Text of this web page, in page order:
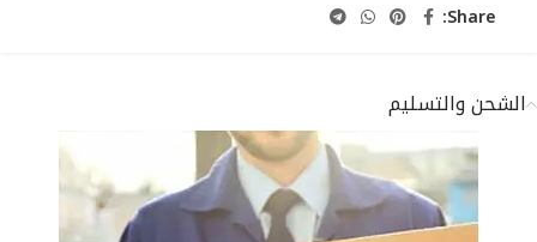
Share:
الشحن والتسليم